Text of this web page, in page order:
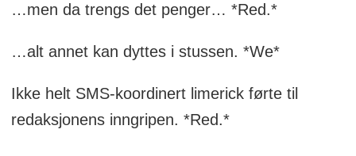
…men da trengs det penger… *Red.*
…alt annet kan dyttes i stussen. *We*
Ikke helt SMS-koordinert limerick førte til
redaksjonens inngripen. *Red.*